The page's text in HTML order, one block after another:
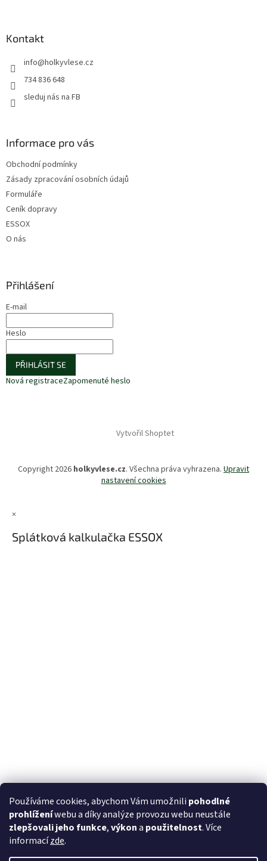
Používáme cookies, abychom Vám umožnili pohodlné
prohlíženíwebu a díky analýze provozu webu neustále
zlepšovali jeho funkce,výkona použitelnost. Více
informacízde.
Kontakt
info@holkyvlese.cz
734 836 648
sleduj nás na FB
Informace pro vás
Obchodní podmínky
Zásady zpracování osobních údajů
Formuláře
Ceník dopravy
ESSOX
O nás
Přihlášení
E-mail
Heslo
PŘIHLÁSIT SE
Nová registraceZapomenuté heslo
Vytvořil Shoptet
Copyright 2026 holkyvlese.cz. Všechna práva vyhrazena. Upravit
nastavení cookies
×
Splátková kalkulačka ESSOX